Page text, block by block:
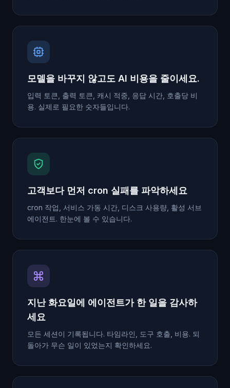
모델을 바꾸지 않고도 AI 비용을 줄이세요.
입력 토큰, 출력 토큰, 캐시 적중, 응답 시간, 호출당 비
용. 실제로 필요한 숫자들입니다.
고객보다 먼저 cron 실패를 파악하세요
cron 작업, 서비스 가동 시간, 디스크 사용량, 활성 서브
에이전트. 한눈에 볼 수 있습니다.
지난 화요일에 에이전트가 한 일을 감사하
세요
모든 세션이 기록됩니다. 타임라인, 도구 호출, 비용. 되
돌아가 무슨 일이 있었는지 확인하세요.